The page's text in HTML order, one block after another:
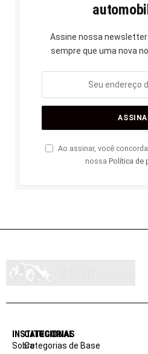
Assine nossa newsletter
sempre que uma nova
Ao assinar, você
nossa Política de
INSTITUCIONAL
Sobre
CATEGORIAS
Categorias de Base